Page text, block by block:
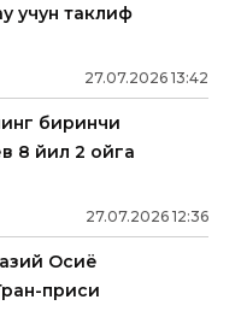
учун таклиф
27.07.2026 13:42
биринчи
8 йил 2 ойга
27.07.2026 12:36
Осиё
приси